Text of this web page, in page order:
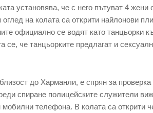
установява, че с него пътуват 4 жени
на колата са открити найлонови
официално се водят като танцьорки
че танцьорките предлагат и
до Харманли, е спрян за проверка
спиране полицейските служители
телефона. В колата са открити